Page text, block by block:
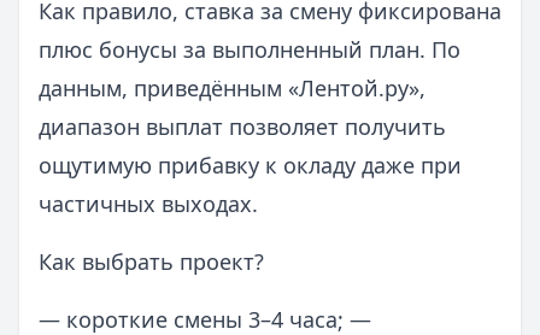
Как правило, ставка за смену фиксирована
плюс бонусы за выполненный план. По
данным, приведённым «Лентой.ру»,
диапазон выплат позволяет получить
ощутимую прибавку к окладу даже при
частичных выходах.
Как выбрать проект?
— короткие смены 3–4 часа; —